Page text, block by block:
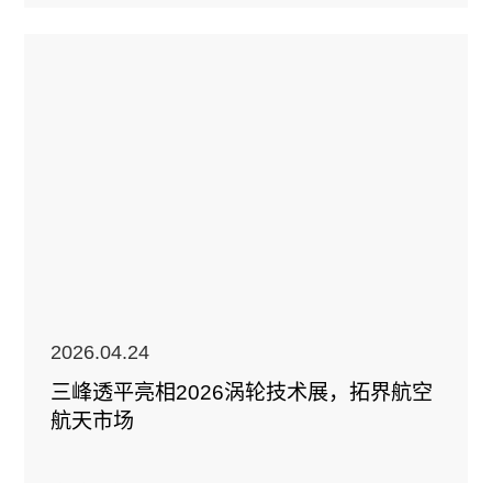
2026.04.24
三峰透平亮相2026涡轮技术展，拓界航空
航天市场